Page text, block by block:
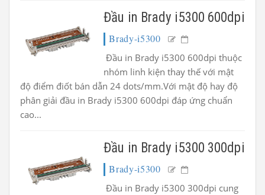
Đầu in Brady i5300 600dpi
Brady-i5300
Đầu in Brady i5300 600dpi thuộc
nhóm linh kiện thay thế với mật
độ điểm điốt bán dẫn 24 dots/mm.Với mật độ hay độ
phân giải đầu in Brady i5300 600dpi đáp ứng chuẩn
cao...
Đầu in Brady i5300 300dpi
Brady-i5300
Đầu in Brady i5300 300dpi cung